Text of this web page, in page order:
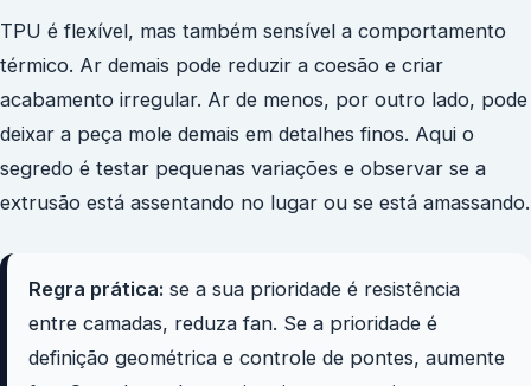
TPU é flexível, mas também sensível a comportamento
térmico. Ar demais pode reduzir a coesão e criar
acabamento irregular. Ar de menos, por outro lado, pode
deixar a peça mole demais em detalhes finos. Aqui o
segredo é testar pequenas variações e observar se a
extrusão está assentando no lugar ou se está amassando.
Regra prática: se a sua prioridade é resistência
entre camadas, reduza fan. Se a prioridade é
definição geométrica e controle de pontes, aumente